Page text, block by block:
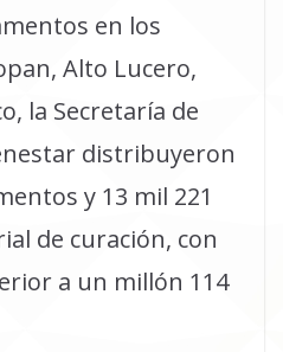
en los
Alto Lucero,
la Secretaría de
distribuyeron
y 13 mil 221
de curación, con
a un millón 114